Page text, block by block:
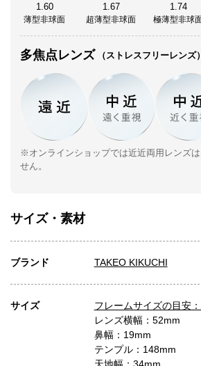
1.60
薄型非球面
1.67
超薄型非球面
1.74
極薄型非球
多焦点レンズ （ストレスフリーレンズ）
※オンラインショップでは近近両用レンズ
せん。
サイズ・素材
ブランド TAKEO KIKUCHI
サイズ
フレームサイズの目安
レンズ横幅：52mm
鼻幅：19mm
テンプル：148mm